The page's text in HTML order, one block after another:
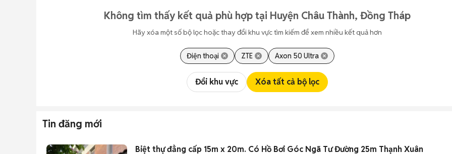
Không tìm thấy kết quả phù hợp tại Huyện Châu Thành, Đồng Tháp
Hãy xóa một số bộ lọc hoặc thay đổi khu vực tìm kiếm để xem nhiều kết quả hơn
Điện thoại ZTE Axon 50 Ultra
Đổi khu vực Xóa tất cả bộ lọc
Tin đăng mới
Biệt thự đẳng cấp 15m x 20m. Có Hồ Bơi Góc Ngã Tư Đường 25m Thạnh Xuân